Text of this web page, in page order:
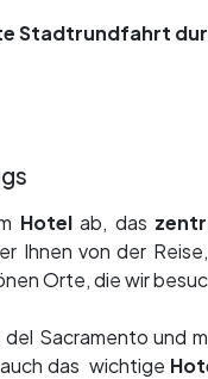
Stadtrundfahrt
Hotelab, das
Ihnen von der
Orte, die wir
Sacramento und
das wichtige